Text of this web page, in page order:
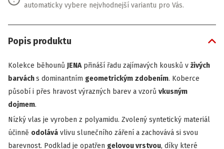
automaticky vybere nejvhodnejší variantu pro Vás.
Popis produktu
Kolekce běhounů JENApřináší řadu zajímavých kousků v živých
barváchs dominantním geometrickým zdobením. Koberce
působí i přes hravost výrazných barev a vzorů vkusným
dojmem.
Nízký vlas je vyroben z polyamidu. Zvolený syntetický materiál
účinně odolává vlivu slunečního záření a zachovává si svou
barevnost. Podklad je opatřen gelovou vrstvou, díky které